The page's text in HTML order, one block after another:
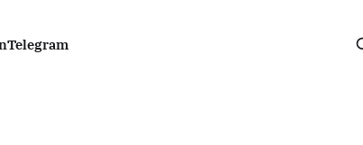
Telegram